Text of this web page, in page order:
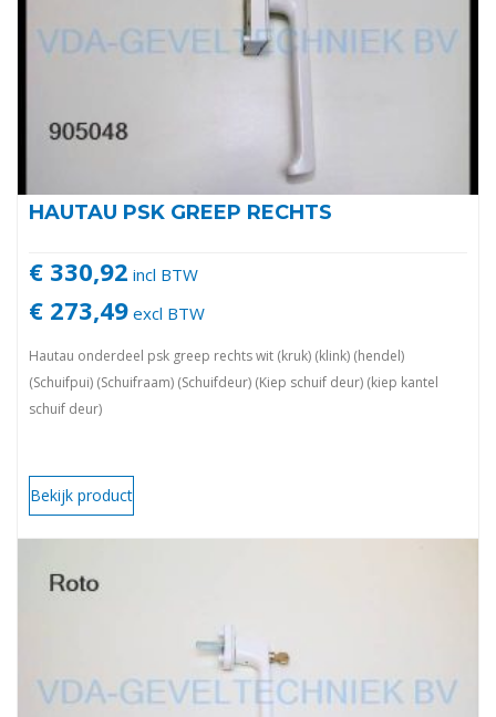
HAUTAU PSK GREEP RECHTS
€ 330,92 incl BTW
€ 273,49 excl BTW
Hautau onderdeel psk greep rechts wit (kruk) (klink) (hendel)
(Schuifpui) (Schuifraam) (Schuifdeur) (Kiep schuif deur) (kiep kantel
schuif deur)
Bekijk product